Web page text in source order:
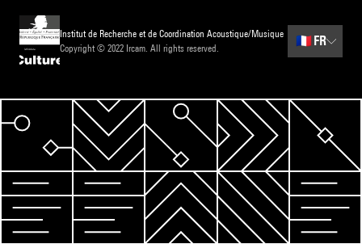
Institut de Recherche et de Coordination Acoustique/Musique
Copyright © 2022 Ircam. All rights reserved.
🇫🇷 FR